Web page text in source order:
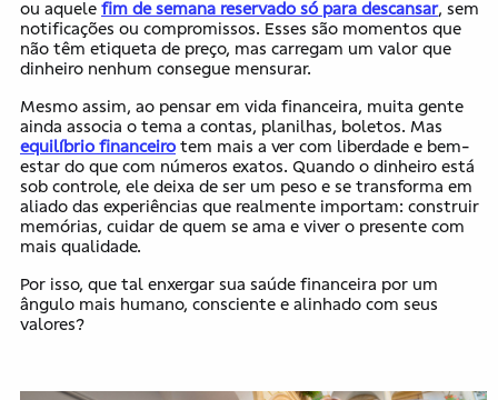
ou aquele fim de semana reservado só para descansar, sem
notificações ou compromissos. Esses são momentos que
não têm etiqueta de preço, mas carregam um valor que
dinheiro nenhum consegue mensurar.
Mesmo assim, ao pensar em vida financeira, muita gente
ainda associa o tema a contas, planilhas, boletos. Mas
equilíbrio financeirotem mais a ver com liberdade e bem-
estar do que com números exatos. Quando o dinheiro está
sob controle, ele deixa de ser um peso e se transforma em
aliado das experiências que realmente importam: construir
memórias, cuidar de quem se ama e viver o presente com
mais qualidade.
Por isso, que tal enxergar sua saúde financeira por um
ângulo mais humano, consciente e alinhado com seus
valores?